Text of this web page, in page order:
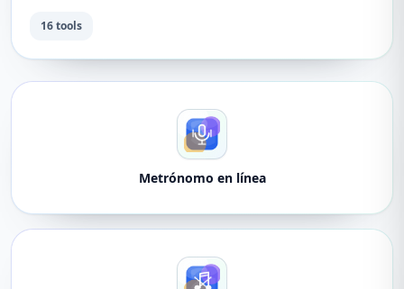
16 tools
Metrónomo en línea